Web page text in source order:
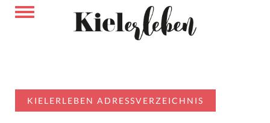
KIELERLEBEN ADRESSVERZEICHNIS